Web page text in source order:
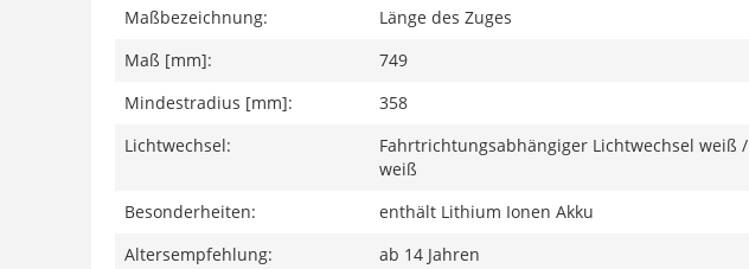
Maßbezeichnung:
Länge des Zuges
Maß [mm]:
749
Mindestradius [mm]:
358
Lichtwechsel:
Fahrtrichtungsabhängiger Lichtwechsel weiß /
weiß
Besonderheiten:
enthält Lithium Ionen Akku
Altersempfehlung:
ab 14 Jahren